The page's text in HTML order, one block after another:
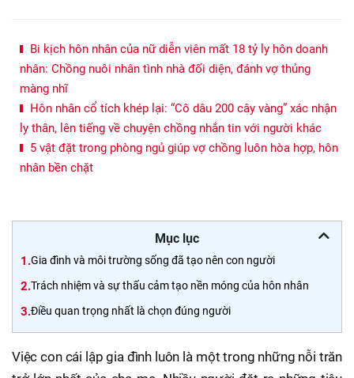
Bi kịch hôn nhân của nữ diễn viên mất 18 tỷ ly hôn doanh
nhân: Chồng nuôi nhân tình nhà đối diện, đánh vợ thủng
màng nhĩ
Hôn nhân cổ tích khép lại: “Cô dâu 200 cây vàng” xác nhận
ly thân, lên tiếng về chuyện chồng nhắn tin với người khác
5 vật đặt trong phòng ngủ giúp vợ chồng luôn hòa hợp, hôn
nhân bền chặt
Mục lục
1.Gia đình và môi trường sống đã tạo nên con người
2.Trách nhiệm và sự thấu cảm tạo nền móng của hôn nhân
3.Điều quan trọng nhất là chọn đúng người
Việc con cái lập gia đình luôn là một trong những nỗi trăn